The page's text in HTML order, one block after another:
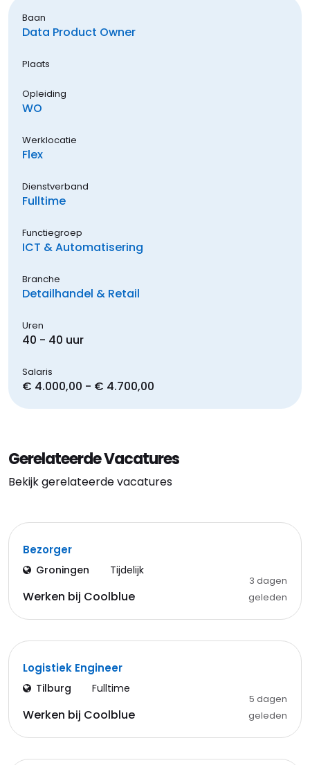
Baan
Data Product Owner
Plaats
Opleiding
WO
Werklocatie
Flex
Dienstverband
Fulltime
Functiegroep
ICT & Automatisering
Branche
Detailhandel & Retail
Uren
40 - 40 uur
Salaris
€ 4.000,00 - € 4.700,00
Gerelateerde Vacatures
Bekijk gerelateerde vacatures
Bezorger
Groningen Tijdelijk
Werken bij Coolblue
3 dagen
geleden
Logistiek Engineer
Tilburg Fulltime
Werken bij Coolblue
5 dagen
geleden